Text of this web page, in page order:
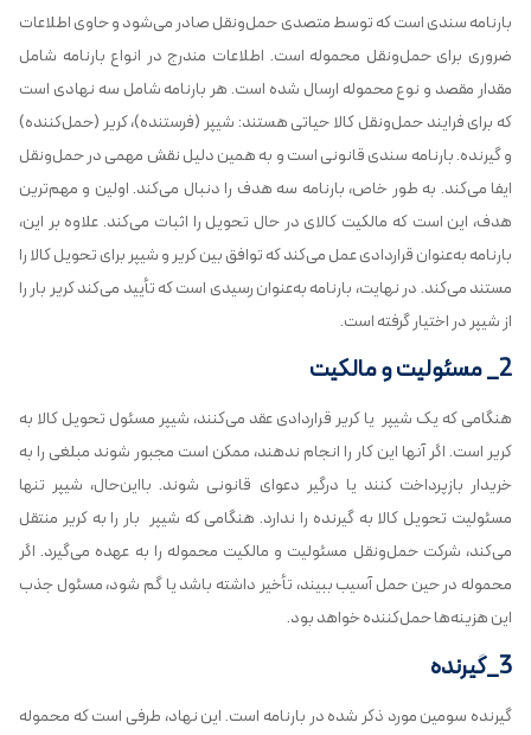
بارنامه سندی است که توسط متصدی حمل‌ونقل صادر می‌شود و حاوی اطلاعات
ضروری برای حمل‌ونقل محموله است. اطلاعات مندرج در انواع بارنامه شامل
مقدار مقصد و نوع محموله ارسال شده است. هر بارنامه شامل سه نهادی است
که برای فرایند حمل‌ونقل کالا حیاتی هستند: شیپر (فرستنده)، کریر (حمل‌کننده)
و گیرنده. بارنامه سندی قانونی است و به همین دلیل نقش مهمی در حمل‌ونقل
ایفا می‌کند. به طور خاص، بارنامه سه هدف را دنبال می‌کند. اولین و مهم‌ترین
هدف، این است که مالکیت کالای در حال تحویل را اثبات می‌کند. علاوه بر این،
بارنامه به‌عنوان قراردادی عمل می‌کند که توافق بین کریر و شیپر برای تحویل کالا را
مستند می‌کند. در نهایت، بارنامه به‌عنوان رسیدی است که تأیید می‌کند کریر بار را
از شیپر در اختیار گرفته است.
2_ مسئولیت و مالکیت
هنگامی که یک شیپر یا کریر قراردادی عقد می‌کنند، شیپر مسئول تحویل کالا به
کریر است. اگر آنها این کار را انجام ندهند، ممکن است مجبور شوند مبلغی را به
خریدار بازپرداخت کنند یا درگیر دعوای قانونی شوند. بااین‌حال، شیپر تنها
مسئولیت تحویل کالا به گیرنده را ندارد. هنگامی که شیپر بار را به کریر منتقل
می‌کند، شرکت حمل‌ونقل مسئولیت و مالکیت محموله را به عهده می‌گیرد. اگر
محموله در حین حمل آسیب ببیند، تأخیر داشته باشد یا گم شود، مسئول جذب
این هزینه‌ها حمل‌کننده خواهد بود.
3_گیرنده
گیرنده سومین مورد ذکر شده در بارنامه است. این نهاد، طرفی است که محموله